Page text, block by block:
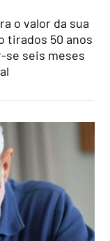
o valor da sua
tirados 50 anos
se seis meses